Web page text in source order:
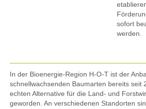
sofort
werden.
In der Bioenergie-Region H-O-T ist der
schnellwachsenden Baumarten bereits seit
echten Alternative für die Land- und
geworden. An verschiedenen Standorten